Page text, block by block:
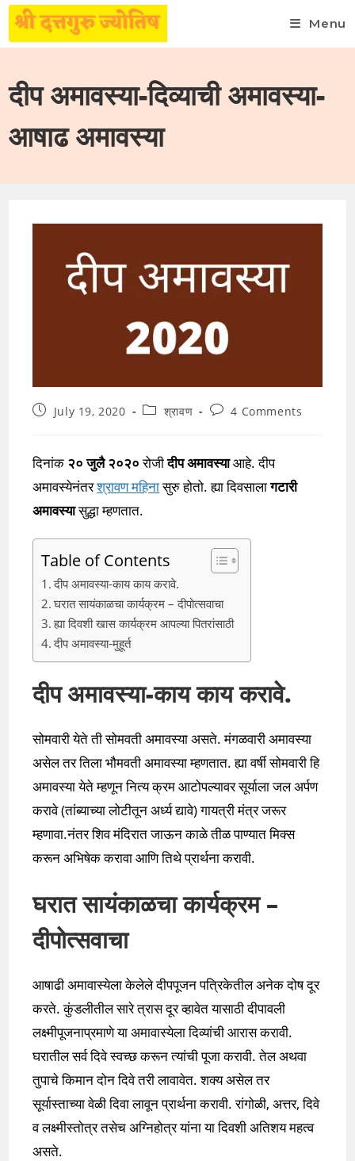
content
Menu
दीप अमावस्या-दिव्याची अमावस्या-
आषाढ अमावस्या
PostJuly 19, 2020
Postश्रावण
Post4 Comments
दिनांक २० जुलै २०२०रोजीदीप अमावस्याआहे. दीप
अमावस्येनंतरश्रावण महिनासुरु होतो. ह्या दिवसालागटारी
अमावस्यासुद्धा म्हणतात.
Table of Contents
दीप अमावस्या-काय काय करावे.
घरात सायंकाळचा कार्यक्रम – दीपोत्सवाचा
ह्या दिवशी खास कार्यक्रम आपल्या पितरांसाठी
दीप अमावस्या-मुहूर्त
दीप अमावस्या-काय काय करावे.
सोमवारी येते ती सोमवती अमावस्या असते. मंगळवारी अमावस्या
असेल तर तिला भौमवती अमावस्या म्हणतात. ह्या वर्षी सोमवारी हि
अमावस्या येते म्हणून नित्य क्रम आटोपल्यावर सूर्याला जल अर्पण
करावे (तांब्याच्या लोटीतून अर्ध्य द्यावे) गायत्री मंत्र जरूर
म्हणावा.नंतर शिव मंदिरात जाऊन काळे तीळ पाण्यात मिक्स
करून अभिषेक करावा आणि तिथे प्रार्थना करावी.
घरात सायंकाळचा कार्यक्रम –
दीपोत्सवाचा
आषाढी अमावास्येला केलेले दीपपूजन पत्रिकेतील अनेक दोष दूर
करते. कुंडलीतील सारे त्रास दूर व्हावेत यासाठी दीपावली
लक्ष्मीपूजनाप्रमाणे या अमावास्येला दिव्यांची आरास करावी.
घरातील सर्व दिवे स्वच्छ करून त्यांची पूजा करावी. तेल अथवा
तुपाचे किमान दोन दिवे तरी लावावेत. शक्य असेल तर
सूर्यास्ताच्या वेळी दिवा लावून प्रार्थना करावी. रांगोळी, अत्तर, दिवे
व लक्ष्मीस्तोत्र तसेच अग्निहोत्र यांना या दिवशी अतिशय महत्व
असते.